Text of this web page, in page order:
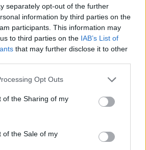
separately opt-out of the further
information by third parties on the
participants. This information may
to third parties on the IAB’s List of
that may further disclose it to other
app uses one or more Google
or usage behaviour. You may click to
to Google and its third-party tags to
specified purposes in below Google
Opt Outs
of the Sharing of my
of the Sale of my
le nostre ultime news
News
WS